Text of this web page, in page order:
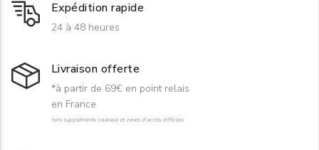
Expédition rapide
24 à 48 heures
Livraison offerte
*à partir de 69€ en point relais
en France
hors suppléments rouleaux et zones d'accès difficiles